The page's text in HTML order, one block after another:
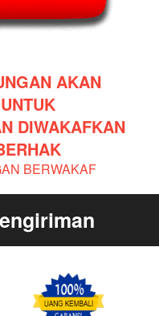
AKAN
DIWAKAFKAN
BERWAKAF